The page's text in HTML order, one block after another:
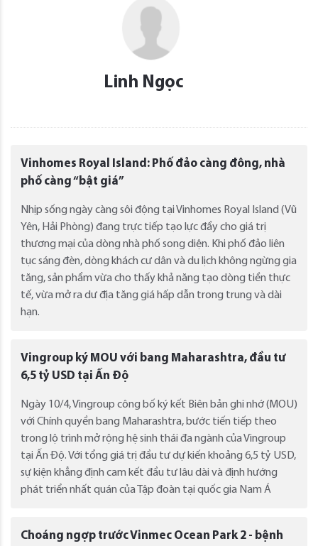
Linh Ngọc
Vinhomes Royal Island: Phố đảo càng đông, nhà
phố càng “bật giá”
Nhịp sống ngày càng sôi động tại Vinhomes Royal Island (Vũ
Yên, Hải Phòng) đang trực tiếp tạo lực đẩy cho giá trị
thương mại của dòng nhà phố song diện. Khi phố đảo liên
tục sáng đèn, dòng khách cư dân và du lịch không ngừng gia
tăng, sản phẩm vừa cho thấy khả năng tạo dòng tiền thực
tế, vừa mở ra dư địa tăng giá hấp dẫn trong trung và dài
hạn.
Vingroup ký MOU với bang Maharashtra, đầu tư
6,5 tỷ USD tại Ấn Độ
Ngày 10/4, Vingroup công bố ký kết Biên bản ghi nhớ (MOU)
với Chính quyền bang Maharashtra, bước tiến tiếp theo
trong lộ trình mở rộng hệ sinh thái đa ngành của Vingroup
tại Ấn Độ. Với tổng giá trị đầu tư dự kiến khoảng 6,5 tỷ USD,
sự kiện khẳng định cam kết đầu tư lâu dài và định hướng
phát triển nhất quán của Tập đoàn tại quốc gia Nam Á
Choáng ngợp trước Vinmec Ocean Park 2 - bệnh